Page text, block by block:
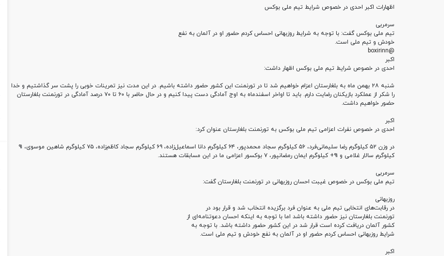
اظهارات اکبر احدی در خصوص شرایط تیم ملی بوکس
سرمربی
تیم ملی بوکس گفت: با توجه به شرایط روزبهانی احساس کردم حضور او در آلمان به نفع
خودش و تیم ملی است.
@boxirinn
اکبر
احدی در خصوص شرایط تیم ملی بوکس اظهار داشت:
شنبه ۲۸ بهمن ماه به بلغارستان اعزام خواهیم شد تا در تورنمنت این کشور حضور داشته باشیم. در این مدت نیز تمرینات خوبی را پشت سر گذاشتیم و خدا
را شکر از عملکرد بازیکنان رضایت دارم. باید تا اواخر اسفندماه به اوج آمادگی دست پیدا کنیم و در حال حاضر با ۶۰ تا ۷۰ درصد آمادگی در تورنمنت بلغارستان
حضور خواهیم داشت.
اکبر
احدی در خصوص نفرات اعزامی تیم ملی بوکس به تورنمنت بلغارستان عنوان کرد:
در وزن ۵۲کیلوگرم رضا سلیمانی‌فرد، ۵۶کیلوگرم سجاد محمدپور، ۶۴کیلوگرم دانا اسماعیل‌زاده، ۶۹کیلوگرم سجاد کاظم‌زاده، ۷۵کیلوگرم شاهین موسوی، ۹۱
کیلوگرم سالار غلامی و ۹۱+ کیلوگرم ایمان رمضانپور، ۷ بوکسور اعزامی ما در این مسابقات هستند.
سرمربی
تیم ملی بوکس در خصوص غیبت احسان روزبهانی در تورنمنت بلغارستان گفت:
روزبهانی
در رقابت‌های انتخابی تیم ملی به عنوان فرد برگزیده انتخاب شد و قرار بود در
تورنمنت بلغارستان نیز حضور داشته باشد اما با توجه به اینکه احسان دعوتنامه‌ای از
کشور آلمان دریافت کرده است قرار شد در این کشور حضور داشته باشد. با توجه به
شرایط روزبهانی احساس کردم حضور او در آلمان به نفع خودش و تیم ملی است.
اکبر